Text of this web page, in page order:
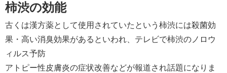
柿渋の効能
古くは漢方薬として使用されていたという柿渋には殺菌効
果・高い消臭効果があるといわれ、テレビで柿渋のノロウ
ィルス予防
アトピー性皮膚炎の症状改善などが報道され話題になりま